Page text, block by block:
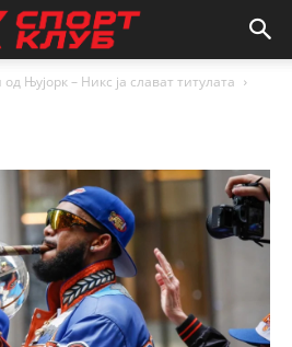
Њујорк – Никс ја слават титулата